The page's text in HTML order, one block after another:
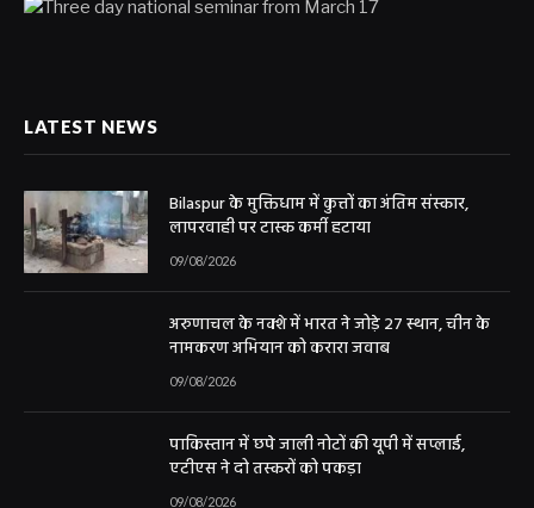
LATEST NEWS
Bilaspur के मुक्तिधाम में कुत्तों का अंतिम संस्कार,
लापरवाही पर टास्क कर्मी हटाया
09/08/2026
अरुणाचल के नक्शे में भारत ने जोड़े 27 स्थान, चीन के
नामकरण अभियान को करारा जवाब
09/08/2026
पाकिस्तान में छपे जाली नोटों की यूपी में सप्लाई,
एटीएस ने दो तस्करों को पकड़ा
09/08/2026